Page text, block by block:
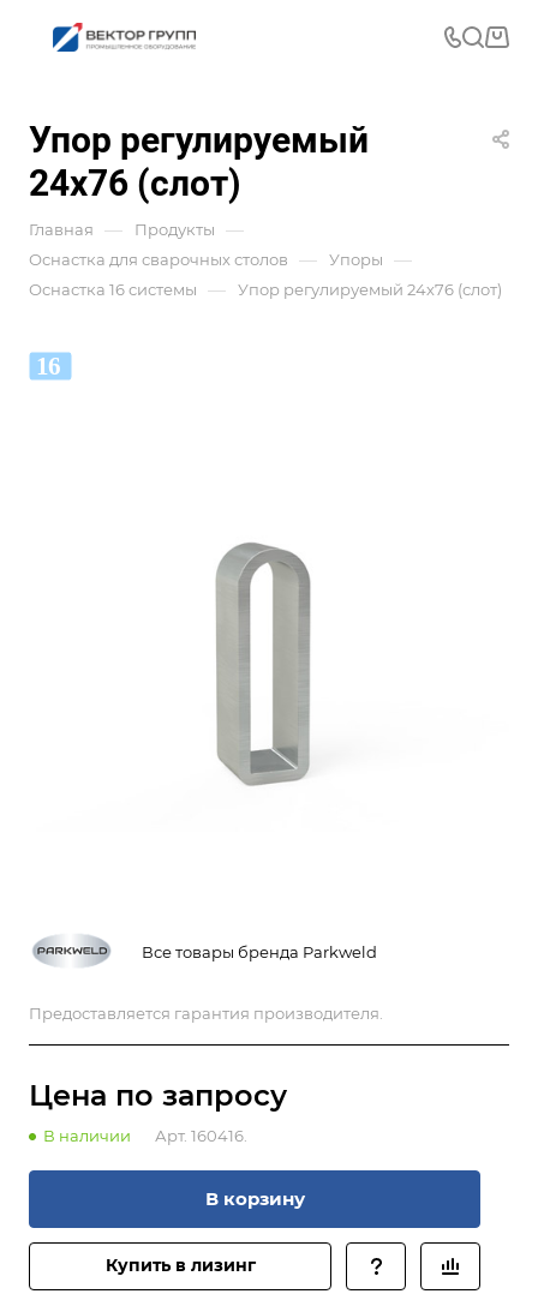
Упор регулируемый
24х76 (слот)
Главная — Продукты —
Оснастка для сварочных столов — Упоры —
Оснастка 16 системы — Упор регулируемый 24х76 (слот)
Все товары бренда Parkweld
Предоставляется гарантия производителя.
Цена по запросу
В наличии Арт. 160416.
В корзину
Купить в лизинг